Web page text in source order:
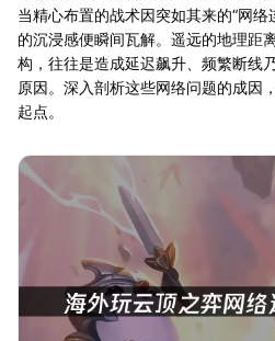
当精心布置的战术因突如其来的“网
的沉浸感便瞬间瓦解。遥远的地理距
构，往往是造成延迟飙升、频繁断线
原因。深入剖析这些网络问题的成因
起点。